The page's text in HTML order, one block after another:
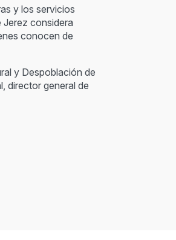
y los servicios
Jerez considera
conocen de
y Despoblación de
director general de